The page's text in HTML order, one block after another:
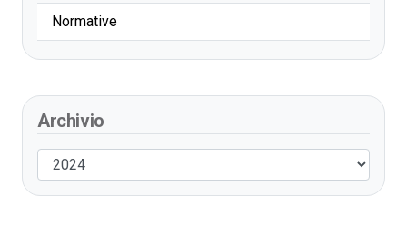
Normative
Archivio